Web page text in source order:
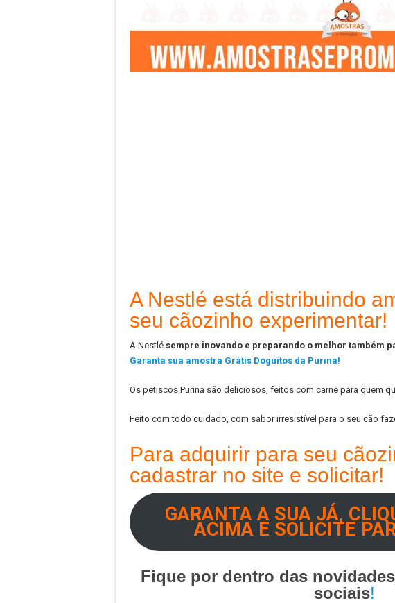
A Nestlé está distribuindo
seu cãozinho experimentar!
A Nestlé sempre inovando e preparando o melhor também
Garanta sua amostra Grátis Doguitos da Purina!
Os petiscos Purina são deliciosos, feitos com carne para quem
Feito com todo cuidado, com sabor irresistível para o seu cão
Para adquirir para seu
cadastrar no site e solicitar!
GARANTA A SUA JÁ,
ACIMA E SOLICITE
Fique por dentro das
sociais!